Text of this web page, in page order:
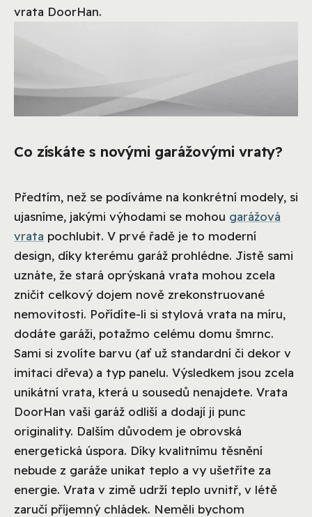
vrata DoorHan.
Co získáte s novými garážovými vraty?
Předtím, než se podíváme na konkrétní modely, si
ujasníme, jakými výhodami se mohou garážová
vrata pochlubit. V prvé řadě je to moderní
design, díky kterému garáž prohlédne. Jistě sami
uznáte, že stará oprýskaná vrata mohou zcela
zničit celkový dojem nově zrekonstruované
nemovitosti. Pořídíte-li si stylová vrata na míru,
dodáte garáži, potažmo celému domu šmrnc.
Sami si zvolíte barvu (ať už standardní či dekor v
imitaci dřeva) a typ panelu. Výsledkem jsou zcela
unikátní vrata, která u sousedů nenajdete. Vrata
DoorHan vaši garáž odliší a dodají ji punc
originality. Dalším důvodem je obrovská
energetická úspora. Díky kvalitnímu těsnění
nebude z garáže unikat teplo a vy ušetříte za
energie. Vrata v zimě udrží teplo uvnitř, v létě
zaručí příjemný chládek. Neměli bychom